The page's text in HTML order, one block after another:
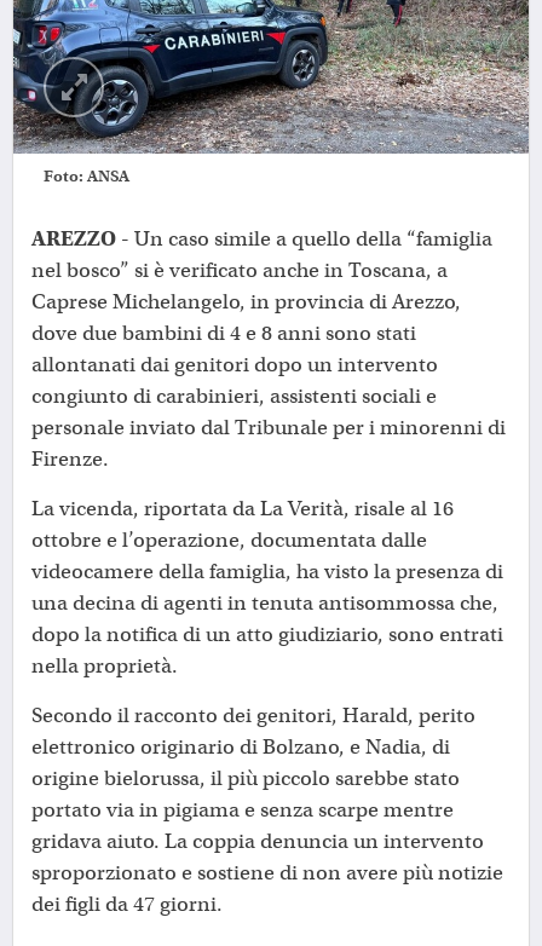
Foto: ANSA
AREZZO - Un caso simile a quello della “famiglia
nel bosco” si è verificato anche in Toscana, a
Caprese Michelangelo, in provincia di Arezzo,
dove due bambini di 4 e 8 anni sono stati
allontanati dai genitori dopo un intervento
congiunto di carabinieri, assistenti sociali e
personale inviato dal Tribunale per i minorenni di
Firenze.
La vicenda, riportata da La Verità, risale al 16
ottobre e l’operazione, documentata dalle
videocamere della famiglia, ha visto la presenza di
una decina di agenti in tenuta antisommossa che,
dopo la notifica di un atto giudiziario, sono entrati
nella proprietà.
Secondo il racconto dei genitori, Harald, perito
elettronico originario di Bolzano, e Nadia, di
origine bielorussa, il più piccolo sarebbe stato
portato via in pigiama e senza scarpe mentre
gridava aiuto. La coppia denuncia un intervento
sproporzionato e sostiene di non avere più notizie
dei figli da 47 giorni.